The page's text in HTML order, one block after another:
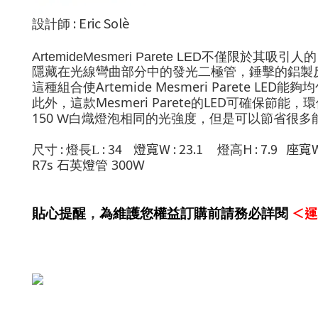
設計師 : Eric Solè
ArtemideMesmeri Parete LED不僅限於其吸引人
隱藏在光線彎曲部分中的發光二極管，錘擊的鋁
這種組合使Artemide Mesmeri Parete LED能夠均
此外，這款Mesmeri Parete的LED可確保節能，
150 W白熾燈泡相同的光強度，但是可以節省很多
尺寸 : 燈長L : 34 燈寬W : 23.1 燈高H : 7.9 座
R7s 石英燈管 300W
貼心提醒 ， 為維護您權益訂購前請務必詳閱 ＜